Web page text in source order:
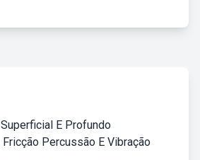
E Profundo
Percussão E Vibração